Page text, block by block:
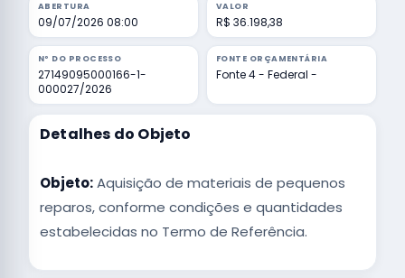
ABERTURA
09/07/2026 08:00
VALOR
R$ 36.198,38
Nº DO PROCESSO
27149095000166-1-
000027/2026
FONTE ORÇAMENTÁRIA
Fonte 4 - Federal -
Detalhes do Objeto
Objeto:Aquisição de materiais de pequenos
reparos, conforme condições e quantidades
estabelecidas no Termo de Referência.